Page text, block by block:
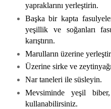
yapraklarını yerleştirin.
Başka bir kapta
yeşillik ve soğanları
karıştırın.
Marulların üzerine
Üzerine sirke ve
Nar taneleri ile süsleyin.
Mevsiminde yeşil biber,
kullanabilirsiniz.